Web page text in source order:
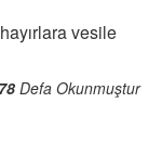
vesile
Defa Okunmuştur